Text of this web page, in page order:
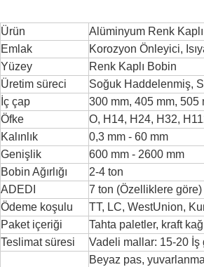
Ürün
Alüminyum Renk
Emlak
Korozyon Önleyici,
Yüzey
Renk Kaplı Bobin
Üretim süreci
Soğuk Haddelenmiş,
İç çap
300 mm, 405 mm, 505
Öfke
O, H14, H24, H32,
Kalınlık
0,3 mm - 60 mm
Genişlik
600 mm - 2600 mm
Bobin Ağırlığı
2-4 ton
ADEDI
7 ton (Özelliklere göre)
Ödeme koşulu
TT, LC, WestUnion,
Paket içeriği
Tahta paletler, kraft
Teslimat süresi
Vadeli mallar: 15-20 İş
Beyaz pas,